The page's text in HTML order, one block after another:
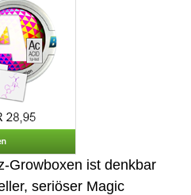
Growboxen ist denkbar
seriöser Magic